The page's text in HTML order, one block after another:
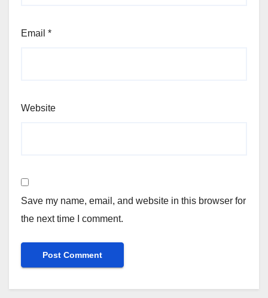
Email *
Website
Save my name, email, and website in this browser for
the next time I comment.